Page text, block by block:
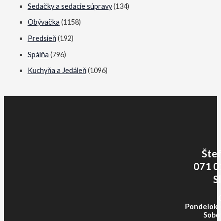
Sedačky a sedacie súpravy(134)
Obývačka (1158)
Predsieň(192)
Spálňa (796)
Kuchyňa a Jedáleň(1096)
071
Pondelok